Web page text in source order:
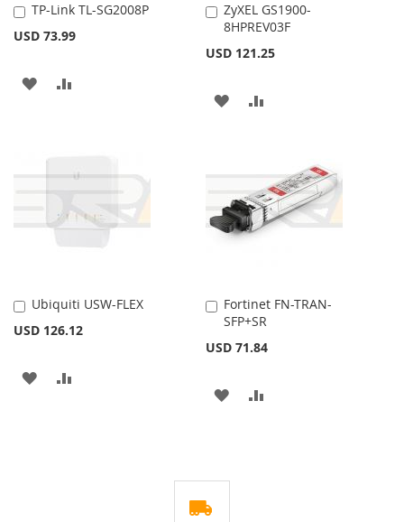
TP-Link TL-SG2008P
USD 73.99
Añadir
al
carrito
AÑADIR
LISTA
ZyXEL GS1900-
8HPREV03F
USD 121.25
Añadir
al
carrito
AÑADIR
LISTA
DE
COMPARAR
Ubiquiti USW-FLEX
USD 126.12
Añadir
al
carrito
AÑADIR
Fortinet FN-TRAN-
SFP+SR
USD 71.84
Añadir
al
carrito
AÑADIR